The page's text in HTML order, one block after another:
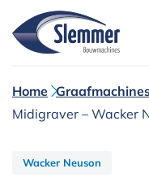
Home
Midigraver – Wacker
Wacker Neuson